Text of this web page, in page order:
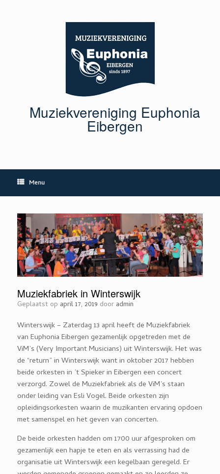
Muziekvereniging Euphonia
Eibergen
Menu
Muziekfabriek in Winterswijk
Geplaatst op april 17, 2019 door admin
Winterswijk – Zaterdag 13 april heeft de Muziekfabriek
van Euphonia Eibergen gezamenlijk opgetreden met de
ViM’s (Very Important Musicians) uit Winterswijk. Het was
de “return” in Winterswijk want in oktober 2017 hebben
beide orkesten in ’t Spieker in Eibergen een concert
verzorgd. Zowel de Muziekfabriek als de ViM’s staan
onder leiding van Esli Vogel. Beide orkesten zijn
opleidingsorkesten waarin de muzikanten ervaring opdoen
met samenspel en het geven van concerten.
De beide orkesten hadden om 1700 uur afgesproken om
gezamenlijk een hapje te eten en als verrassing had de
organisatie uit Winterswijk een kegelbaan geregeld. Er